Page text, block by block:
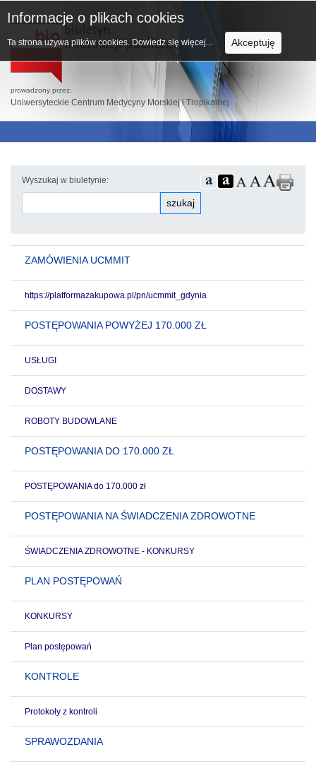
prowadzony przez:
Uniwersyteckie Centrum Medycyny Morskiej i Tropikalnej
Wyszukaj w biuletynie:
szukaj
ZAMÓWIENIA UCMMIT
https://platformazakupowa.pl/pn/ucmmit_gdynia
POSTĘPOWANIA POWYŻEJ 170.000 ZŁ
USŁUGI
DOSTAWY
ROBOTY BUDOWLANE
POSTĘPOWANIA DO 170.000 ZŁ
POSTĘPOWANIA do 170.000 zł
POSTĘPOWANIA NA ŚWIADCZENIA ZDROWOTNE
ŚWIADCZENIA ZDROWOTNE - KONKURSY
PLAN POSTĘPOWAŃ
KONKURSY
Plan postępowań
KONTROLE
Protokoły z kontroli
SPRAWOZDANIA
Informacje o plikach cookies
Ta strona używa plików cookies. Dowiedz się więcej... Akceptuję